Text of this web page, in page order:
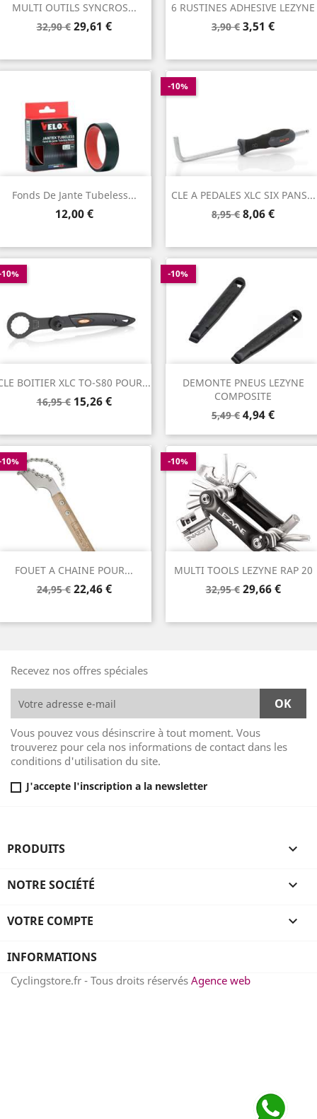
MULTI OUTILS SYNCROS...
Prix
32,90 € Prix
29,61 €
6 RUSTINES ADHESIVE LEZYNE
Prix
3,90 € Prix
3,51 €
Fonds De Jante Tubeless...
Prix
12,00 €
CLE A PEDALES XLC SIX PANS...
Prix
8,95 €
-10%
Prix
8,06 €
BOITIER XLC TO-S80 POUR...
Prix
16,95 € Prix
15,26 €
DEMONTE PNEUS LEZYNE
COMPOSITE
Prix
base
5,49 €
-10%
Prix
4,94 €
FOUET A CHAINE POUR...
Prix
24,95 € Prix
22,46 €
MULTI TOOLS LEZYNE RAP 20
Prix
32,95 €
-10%
Prix
29,66 €
Recevez nos offres spéciales
Vous pouvez vous désinscrire à tout moment. Vous
trouverez pour cela nos informations de contact dans les
conditions d'utilisation du site.
J'accepte l'inscription a la newsletter
PRODUITS 
NOTRE SOCIÉTÉ 
VOTRE COMPTE 
INFORMATIONS
Cyclingstore.fr - Tous droits réservés Agence web